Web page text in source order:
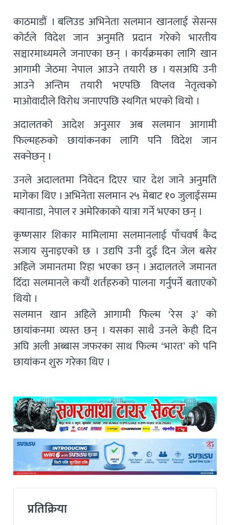
काठमाडौं । बलिउड अभिनेता सलमान खानलाई सेसन्स
कोर्टले विदेश जान अनुमति प्रदान गरेको भारतीय
सञ्चारमाध्यमले जनाएका छन् । कार्यक्रमका लागि खान
आगामी जेठमा नेपाल आउने तयारी छ । यसअघि उनी
आउने अन्तिम तयारी भएपछि विप्लव नेतृत्वको
माओवादीले विरोध जनाएपछि स्थगित भएको थियो ।
अदालतको आदेश अनुसार अब सलमान आगामी
फिल्महरुको छायांकनका लागि पनि विदेश जान
सक्नेछन् ।
उनले अदालतमा निवेदन दिएर चार देश जाने अनुमति
मागेका थिए । अभिनेता सलमान २५ मेबाट १० जुलाईसम्म
क्यानाडा, नेपाल र अमेरिकाको यात्रा गर्ने भएका छन् ।
कृष्णसार शिकार मामिलामा सलमानलाई पाँचवर्ष कैद
सजाय सुनाइएको छ । उद्यपि उनी दुई दिन जेल बसेर
अहिले जमानतमा रिहा भएका छन् । अदालतले जमानत
दिँदा सलमानले कयौं शर्तहरुको पालना गर्नुपर्ने बताएको
थियो ।
सलमान खान अहिले आगामी फिल्म ‘रेस ३’ को
छायांकनमा व्यस्त छन् । यसका साथै उनले केही दिन
अघि अली अब्बास जफरका साथ फिल्म ‘भारत’ को पनि
छायांकन शुरु गरेका थिए ।
प्रतिक्रिया